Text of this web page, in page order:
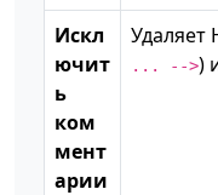
Искл
ючит
ь
ком
мент
арии
Удаляет
... -->)